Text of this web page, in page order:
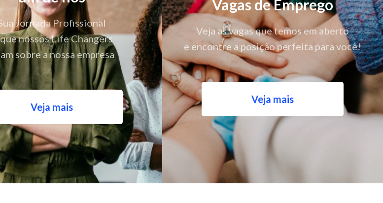
Jornada Profissional
nossos Life Changers
sobre a nossa empresa
Veja mais
Vagas de Emprego
Veja as vagas que temos em aberto
e encontre a posição perfeita para você!
Veja mais